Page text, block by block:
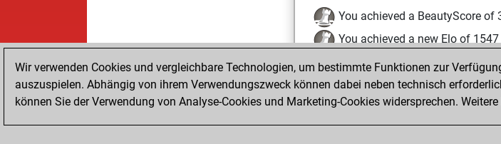
You achieved a BeautyScore of
You achieved a new Elo of 1547
Montag, Januar 11, 2021
You created your Fritz account
Wir verwenden Cookies und vergleichbare Technologien, um bestimmte Funktionen zur
auszuspielen. Abhängig von ihrem Verwendungszweck können dabei neben technisch
können Sie der Verwendung von Analyse-Cookies und Marketing-Cookies widersprechen.